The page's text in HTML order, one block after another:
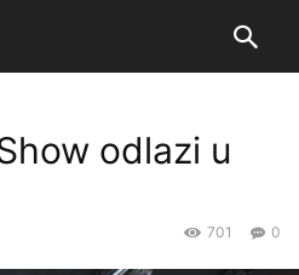
odlazi u
0
701